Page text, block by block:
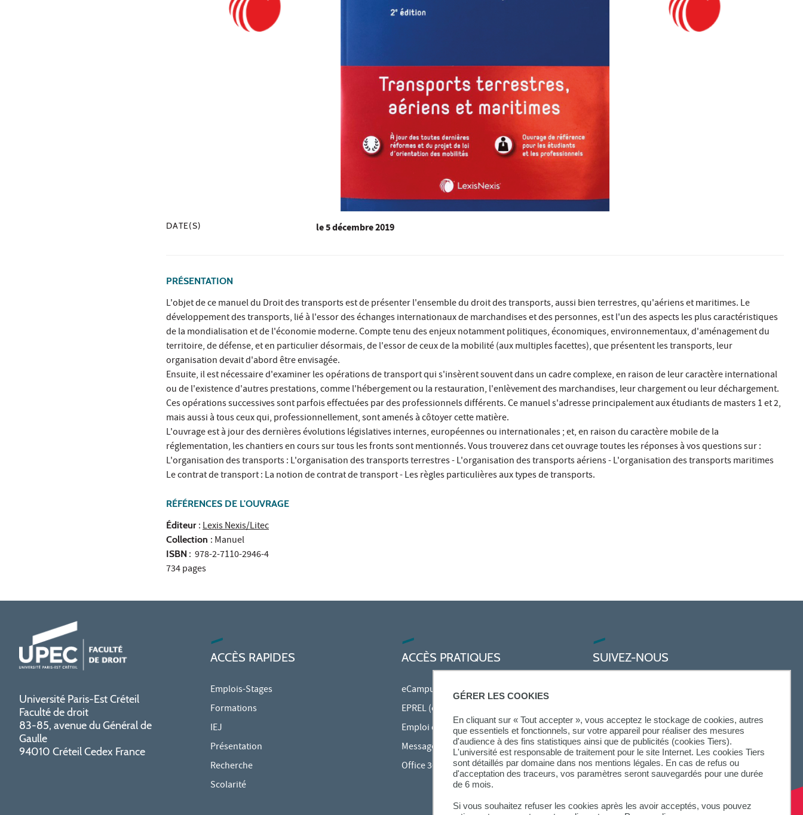
GÉRER LES COOKIES
En cliquant sur « Tout accepter », vous acceptez le stockage de cookies, autres
que essentiels et fonctionnels, sur votre appareil pour réaliser des mesures
d'audience à des fins statistiques ainsi que de publicités (cookies Tiers).
L'université est responsable de traitement pour le site Internet. Les cookies Tiers
sont détaillés par domaine dans nos mentions légales. En cas de refus ou
d'acceptation des traceurs, vos paramètres seront sauvegardés pour une durée
de 6 mois.
Si vous souhaitez refuser les cookies après les avoir acceptés, vous pouvez
DATE(S) le5 décembre 2019
PRÉSENTATION
L'objet de ce manuel du Droit des transports est de présenter l'ensemble du droit des transports, aussi bien terrestres, qu'aériens et maritimes. Le
développement des transports, lié à l'essor des échanges internationaux de marchandises et des personnes, est l'un des aspects les plus caractéristiques
de la mondialisation et de l'économie moderne. Compte tenu des enjeux notamment politiques, économiques, environnementaux, d'aménagement du
territoire, de défense, et en particulier désormais, de l'essor de ceux de la mobilité (aux multiples facettes), que présentent les transports, leur
organisation devait d'abord être envisagée.
Ensuite, il est nécessaire d'examiner les opérations de transport qui s'insèrent souvent dans un cadre complexe, en raison de leur caractère international
ou de l'existence d'autres prestations, comme l'hébergement ou la restauration, l'enlèvement des marchandises, leur chargement ou leur déchargement.
Ces opérations successives sont parfois effectuées par des professionnels différents. Ce manuel s'adresse principalement aux étudiants de masters 1 et 2,
mais aussi à tous ceux qui, professionnellement, sont amenés à côtoyer cette matière.
L'ouvrage est à jour des dernières évolutions législatives internes, européennes ou internationales ; et, en raison du caractère mobile de la
réglementation, les chantiers en cours sur tous les fronts sont mentionnés. Vous trouverez dans cet ouvrage toutes les réponses à vos questions sur :
L'organisation des transports : L'organisation des transports terrestres - L'organisation des transports aériens - L'organisation des transports maritimes
Le contrat de transport : La notion de contrat de transport - Les règles particulières aux types de transports.
RÉFÉRENCES DE L'OUVRAGE
Éditeur :Lexis Nexis/Litec
Collection : Manuel
ISBN : 978-2-7110-2946-4
734 pages
Université Paris-Est Créteil
Faculté de droit
83-85, avenue du Général de
Gaulle
94010 Créteil Cedex France
ACCÈS RAPIDES
Emplois-Stages
Formations
IEJ
Présentation
Recherche
Scolarité
ACCÈS PRATIQUES
eCampus
EPREL (cours en ligne)
Emploi du temps en ligne (ADE)
Messagerie étudiante
Office 365
SUIVEZ-NOUS